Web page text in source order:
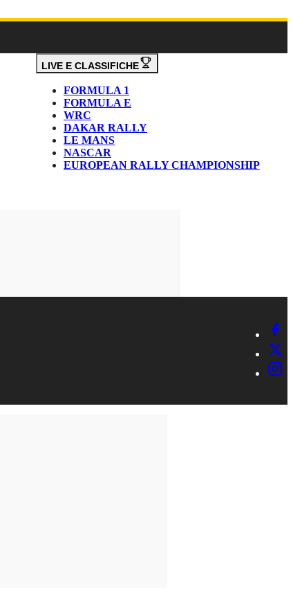
LIVE E CLASSIFICHE
FORMULA 1
FORMULA E
WRC
DAKAR RALLY
LE MANS
NASCAR
EUROPEAN RALLY CHAMPIONSHIP